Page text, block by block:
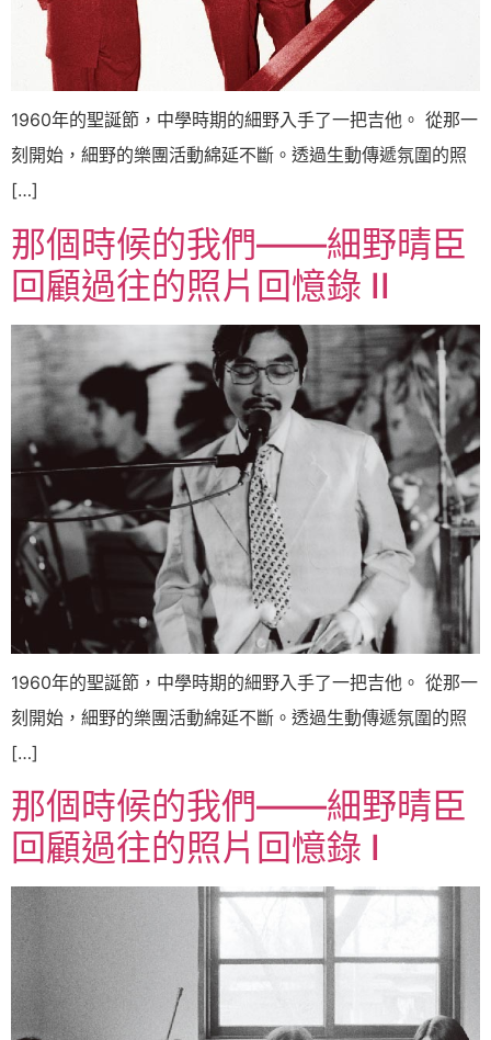
1960年的聖誕節，中學時期的細野入手了一把吉他。 從那一
刻開始，細野的樂團活動綿延不斷。透過生動傳遞氛圍的照
[…]
那個時候的我們——細野晴臣
回顧過往的照片回憶錄 II
1960年的聖誕節，中學時期的細野入手了一把吉他。 從那一
刻開始，細野的樂團活動綿延不斷。透過生動傳遞氛圍的照
[…]
那個時候的我們——細野晴臣
回顧過往的照片回憶錄 I